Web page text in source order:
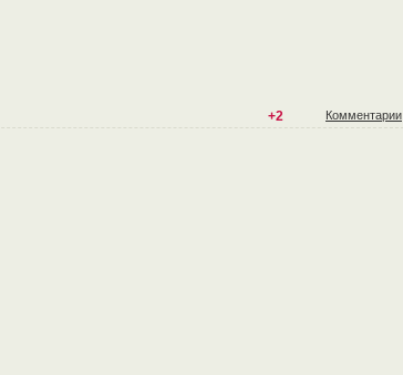
+2 Комментарии